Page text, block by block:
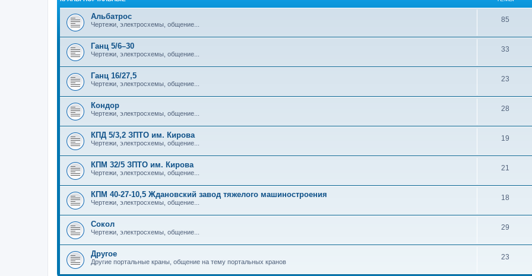
Альбатрос
Чертежи, электросхемы, общение...
85
Ганц 5/6–30
Чертежи, электросхемы, общение...
33
Ганц 16/27,5
Чертежи, электросхемы, общение...
23
Кондор
Чертежи, электросхемы, общение...
28
КПД 5/3,2 ЗПТО им. Кирова
Чертежи, электросхемы, общение...
19
КПМ 32/5 ЗПТО им. Кирова
Чертежи, электросхемы, общение...
21
КПМ 40-27-10,5 Ждановский завод тяжелого машиностроения
Чертежи, электросхемы, общение...
18
Сокол
Чертежи, электросхемы, общение...
29
Другое
Другие портальные краны, общение на тему портальных кранов
23